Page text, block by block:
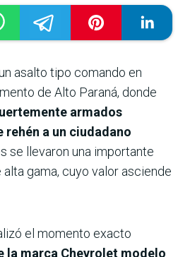
asalto tipo comando en
de Alto Paraná, donde
armados
a un ciudadano
se llevaron una importante
gama, cuyo valor asciende
el momento exacto
la marca Chevrolet modelo